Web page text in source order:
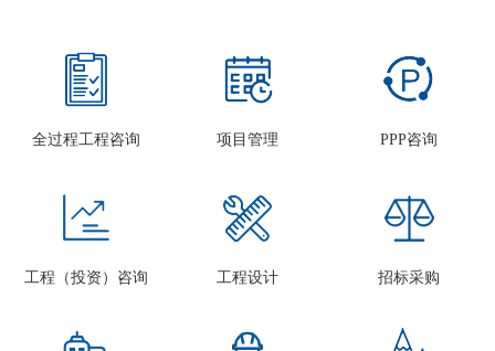
全过程工程咨询 项目管理 PPP咨询
工程（投资）咨询 工程设计 招标采购